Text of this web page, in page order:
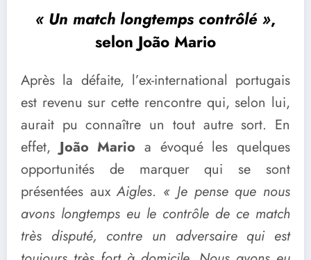
« Un match longtemps contrôlé »,
selon João Mario
Après la défaite, l’ex-international portugais
est revenu sur cette rencontre qui, selon lui,
aurait pu connaître un tout autre sort. En
effet, João Mario a évoqué les quelques
opportunités de marquer qui se sont
présentées auxAigles. « Je pense que nous
avons longtemps eu le contrôle de ce match
très disputé, contre un adversaire qui est